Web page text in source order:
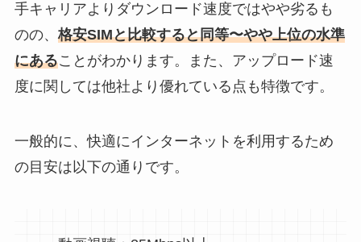
手キャリアよりダウンロード速度ではやや劣るも
のの、 格安SIMと比較すると同等〜やや上位の水準
にあることがわかります。また、アップロード速
度に関しては他社より優れている点も特徴です。
一般的に、快適にインターネットを利用するため
の目安は以下の通りです。